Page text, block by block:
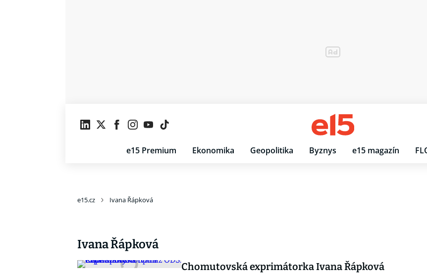
e15 Premium Ekonomika Geopolitika Byznys e15 magazín
e15.cz Ivana Řápková
Ivana Řápková
Chomutovská exprimátorka Ivana Řápková